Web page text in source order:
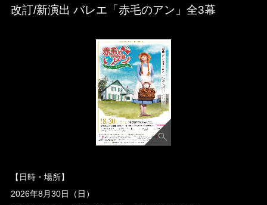
改訂/新演出 バレエ「赤毛のアン」全3幕
【日時・場所】
2026年8月30日（日）